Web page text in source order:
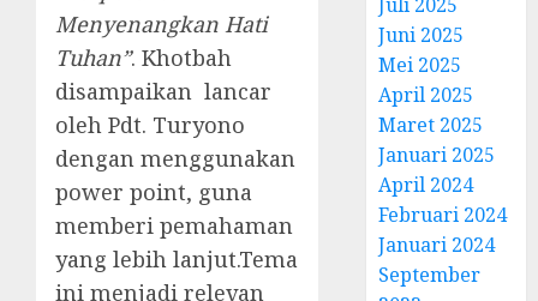
Menyenangkan Hati
Tuhan”. Khotbah
disampaikan lancar
oleh Pdt. Turyono
dengan menggunakan
power point, guna
memberi pemahaman
yang lebih lanjut.Tema
ini menjadi relevan
Juni 2025
Mei 2025
April 2025
Maret 2025
Januari 2025
April 2024
Februari 2024
Januari 2024
September
3
di
Zaman
FEBRUARI
11, 2026
4
Samuel
Adi
dan
Clara